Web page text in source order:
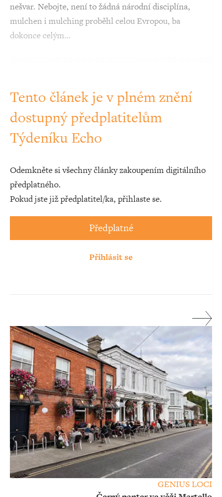
nešvar. Nebojte, není to žádná národní disciplína,
mulchen i mulching proběhl celou Evropou, ba
dokonce celým…
Tento článek je v plném znění
dostupný předplatitelům
Týdeníku Echo
Odemkněte si všechny články zakoupením digitálního
předplatného.
Pokud jste již předplatitel/ka, přihlaste se.
Předplatné
Přihlásit se
GENIUS LOCI